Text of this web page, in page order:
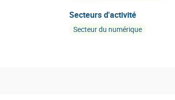
Secteurs d'activité
Secteur du numérique